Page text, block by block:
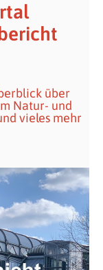
über
Natur- und
vieles mehr